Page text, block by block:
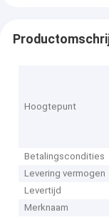
Hoogtepunt
Betalingscondities
Levering vermogen
Levertijd
Merknaam